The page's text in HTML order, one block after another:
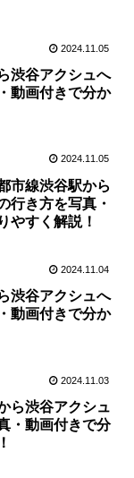
2024.11.05
渋谷アクシュへ
動画付きで分か
2024.11.05
市線渋谷駅から
行き方を写真・
やすく解説！
2024.11.04
渋谷アクシュへ
動画付きで分か
2024.11.03
ら渋谷アクシュ
・動画付きで分